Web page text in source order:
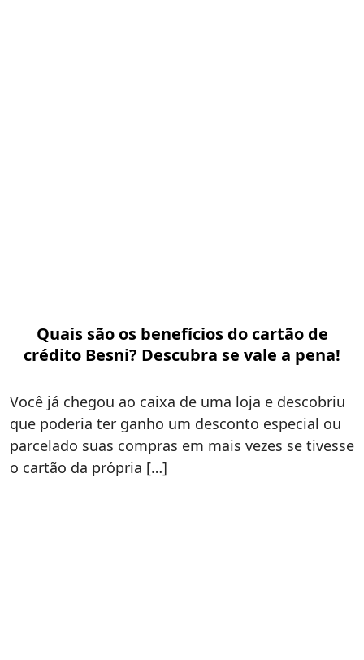
Quais são os benefícios do cartão de
crédito Besni? Descubra se vale a pena!
Você já chegou ao caixa de uma loja e descobriu
que poderia ter ganho um desconto especial ou
parcelado suas compras em mais vezes se tivesse
o cartão da própria […]